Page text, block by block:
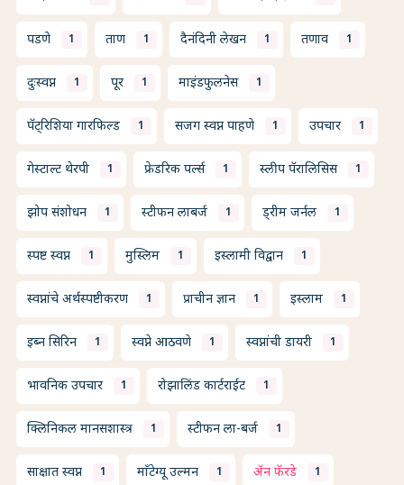
पडणे 1 ताण 1 दैनंदिनी लेखन 1 तणाव 1
दुःस्वप्न 1 पूर 1 माइंडफुलनेस 1
पॅट्रिशिया गारफिल्ड 1 सजग स्वप्न पाहणे 1 उपचार 1
गेस्टाल्ट थेरपी 1 फ्रेडरिक पर्ल्स 1 स्लीप पॅरालिसिस 1
झोप संशोधन 1 स्टीफन लाबर्ज 1 ड्रीम जर्नल 1
स्पष्ट स्वप्न 1 मुस्लिम 1 इस्लामी विद्वान 1
स्वप्नांचे अर्थस्पष्टीकरण 1 प्राचीन ज्ञान 1 इस्लाम 1
इब्न सिरिन 1 स्वप्ने आठवणे 1 स्वप्नांची डायरी 1
भावनिक उपचार 1 रोझालिंड कार्टराईट 1
क्लिनिकल मानसशास्त्र 1 स्टीफन ला-बर्ज 1
साक्षात स्वप्न 1 माँटेग्यू उल्मन 1 ॲन फॅरडे 1